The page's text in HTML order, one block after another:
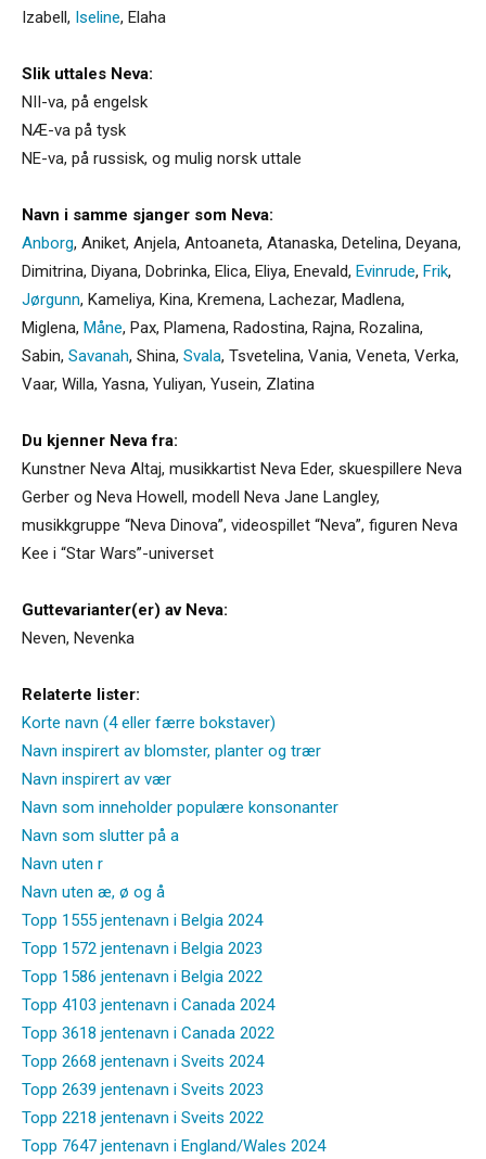
Izabell, Iseline, Elaha
Slik uttales Neva:
NII-va, på engelsk
NÆ-va på tysk
NE-va, på russisk, og mulig norsk uttale
Navn i samme sjanger som Neva:
Anborg, Aniket, Anjela, Antoaneta, Atanaska, Detelina, Deyana,
Dimitrina, Diyana, Dobrinka, Elica, Eliya, Enevald, Evinrude, Frik,
Jørgunn, Kameliya, Kina, Kremena, Lachezar, Madlena,
Miglena, Måne, Pax, Plamena, Radostina, Rajna, Rozalina,
Sabin, Savanah, Shina, Svala, Tsvetelina, Vania, Veneta, Verka,
Vaar, Willa, Yasna, Yuliyan, Yusein, Zlatina
Du kjenner Neva fra:
Kunstner Neva Altaj, musikkartist Neva Eder, skuespillere Neva
Gerber og Neva Howell, modell Neva Jane Langley,
musikkgruppe “Neva Dinova”, videospillet “Neva”, figuren Neva
Kee i “Star Wars”-universet
Guttevarianter(er) av Neva:
Neven, Nevenka
Relaterte lister:
Korte navn (4 eller færre bokstaver)
Navn inspirert av blomster, planter og trær
Navn inspirert av vær
Navn som inneholder populære konsonanter
Navn som slutter på a
Navn uten r
Navn uten æ, ø og å
Topp 1555 jentenavn i Belgia 2024
Topp 1572 jentenavn i Belgia 2023
Topp 1586 jentenavn i Belgia 2022
Topp 4103 jentenavn i Canada 2024
Topp 3618 jentenavn i Canada 2022
Topp 2668 jentenavn i Sveits 2024
Topp 2639 jentenavn i Sveits 2023
Topp 2218 jentenavn i Sveits 2022
Topp 7647 jentenavn i England/Wales 2024